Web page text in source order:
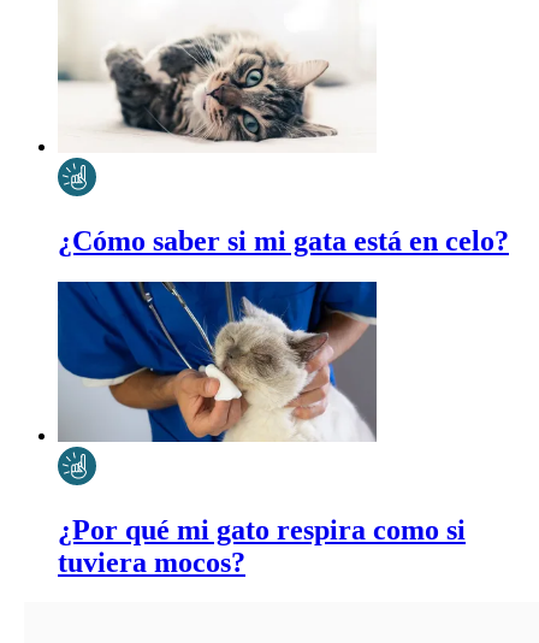
¿Cómo saber si mi gata está en celo?
¿Por qué mi gato respira como si
tuviera mocos?